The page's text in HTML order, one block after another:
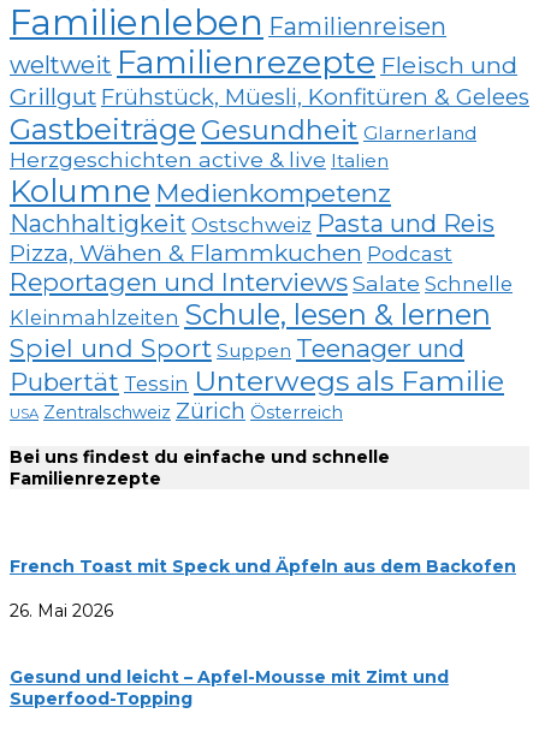
Familienleben Familienreisen
weltweit Familienrezepte Fleisch und
Grillgut Frühstück, Müesli, Konfitüren & Gelees
Gastbeiträge Gesundheit Glarnerland
Herzgeschichten active & live Italien
Kolumne Medienkompetenz
Nachhaltigkeit Ostschweiz Pasta und Reis
Pizza, Wähen & Flammkuchen Podcast
Reportagen und InterviewsSalate Schnelle
Kleinmahlzeiten Schule, lesen & lernen
Spiel und Sport Suppen Teenager und
Pubertät Tessin Unterwegs als Familie
USA Zentralschweiz Zürich Österreich
Bei uns findest du einfache und schnelle
Familienrezepte
French Toast mit Speck und Äpfeln aus dem Backofen
26. Mai 2026
Gesund und leicht – Apfel-Mousse mit Zimt und
Superfood-Topping